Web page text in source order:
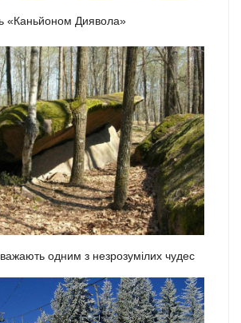
«Каньйоном Диявола»
одним з незрозумілих чудес